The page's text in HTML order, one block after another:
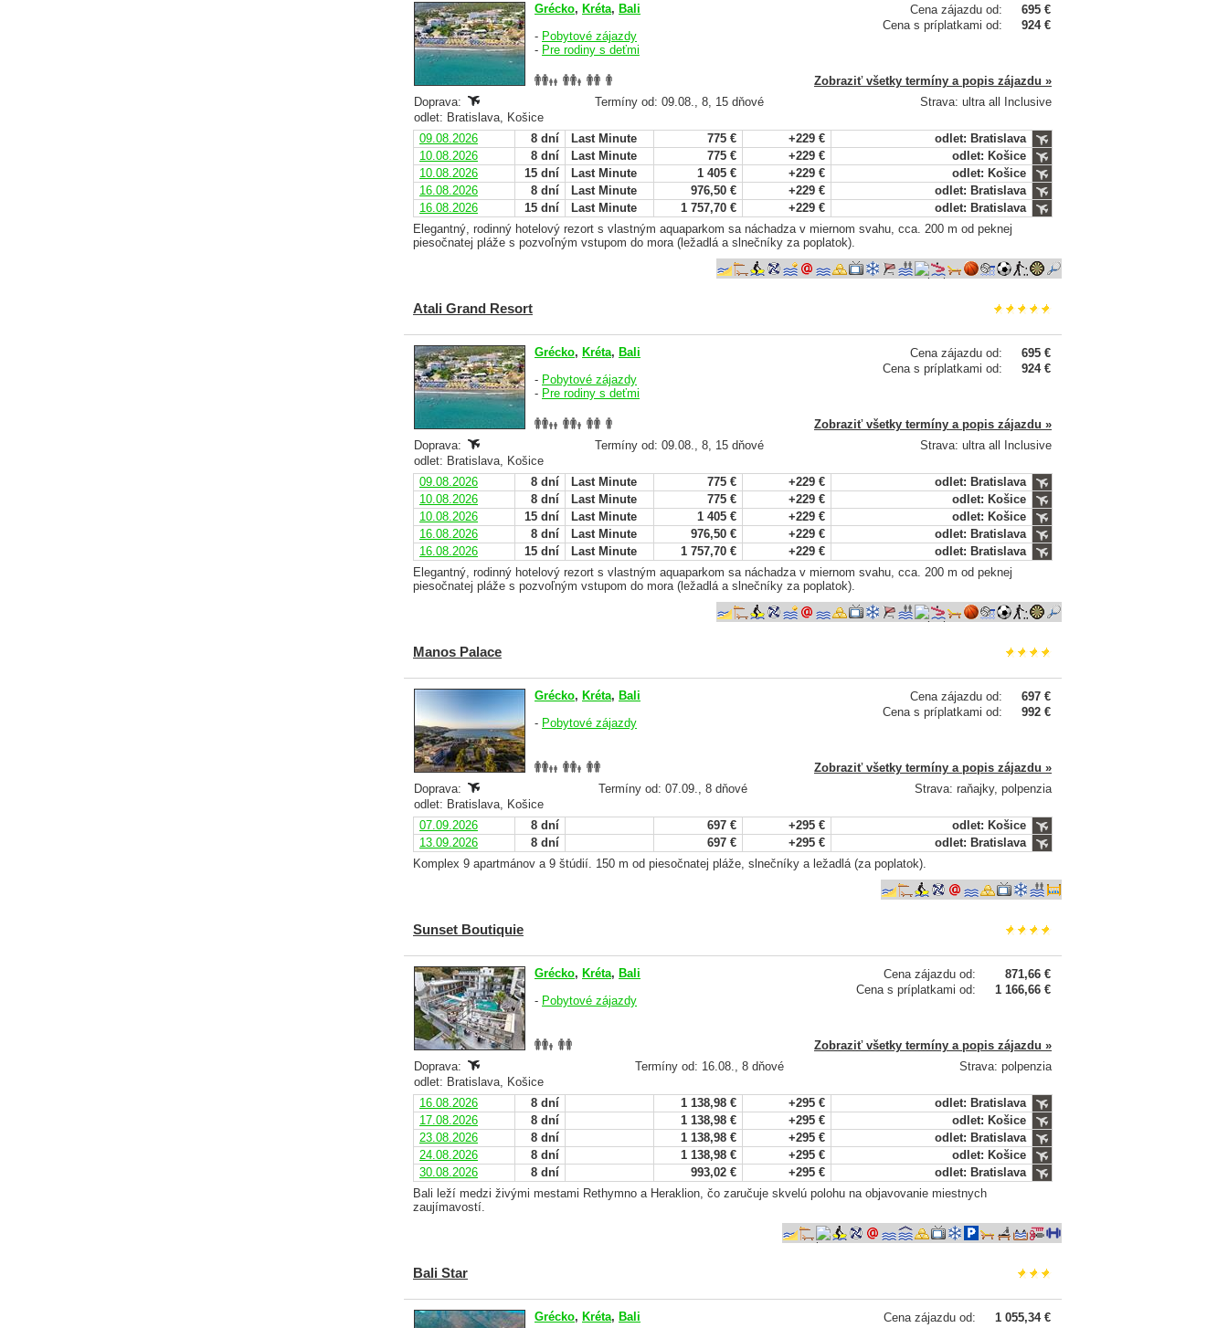
Cena zájazdu od:
695 €
Cena s príplatkami od:
924 €
Grécko, Kréta, Bali
- Pobytové zájazdy
- Pre rodiny s deťmi
Zobraziť všetky termíny a popis zájazdu »
Doprava:
Termíny od: 09.08., 8, 15 dňové
Strava: ultra all Inclusive
odlet: Bratislava, Košice
09.08.2026
8 dní Last Minute 775 € +229 €
odlet: Bratislava
10.08.2026
8 dní Last Minute 775 € +229 €
odlet: Košice
10.08.2026
15 dní Last Minute 1 405 € +229 €
odlet: Košice
16.08.2026
8 dní Last Minute 976,50 € +229 €
odlet: Bratislava
16.08.2026
15 dní Last Minute 1 757,70 € +229 €
odlet: Bratislava
Elegantný, rodinný hotelový rezort s vlastným aquaparkom sa náchadza v miernom svahu, cca. 200 m od peknej
piesočnatej pláže s pozvoľným vstupom do mora (ležadlá a slnečníky za poplatok).
Atali Grand Resort
Cena zájazdu od:
695 €
Cena s príplatkami od:
924 €
Grécko, Kréta, Bali
- Pobytové zájazdy
- Pre rodiny s deťmi
Zobraziť všetky termíny a popis zájazdu »
Doprava:
Termíny od: 09.08., 8, 15 dňové
Strava: ultra all Inclusive
odlet: Bratislava, Košice
09.08.2026
8 dní Last Minute 775 € +229 €
odlet: Bratislava
10.08.2026
8 dní Last Minute 775 € +229 €
odlet: Košice
10.08.2026
15 dní Last Minute 1 405 € +229 €
odlet: Košice
16.08.2026
8 dní Last Minute 976,50 € +229 €
odlet: Bratislava
16.08.2026
15 dní Last Minute 1 757,70 € +229 €
odlet: Bratislava
Elegantný, rodinný hotelový rezort s vlastným aquaparkom sa náchadza v miernom svahu, cca. 200 m od peknej
piesočnatej pláže s pozvoľným vstupom do mora (ležadlá a slnečníky za poplatok).
Manos Palace
Cena zájazdu od:
697 €
Cena s príplatkami od:
992 €
Grécko, Kréta, Bali
- Pobytové zájazdy
Zobraziť všetky termíny a popis zájazdu »
Doprava:
Termíny od: 07.09., 8 dňové
Strava: raňajky, polpenzia
odlet: Bratislava, Košice
07.09.2026
8 dní 697 € +295 €
odlet: Košice
13.09.2026
8 dní 697 € +295 €
odlet: Bratislava
Komplex 9 apartmánov a 9 štúdií. 150 m od piesočnatej pláže, slnečníky a ležadlá (za poplatok).
Sunset Boutiquie
Cena zájazdu od:
871,66 €
Cena s príplatkami od:
1 166,66 €
Grécko, Kréta, Bali
- Pobytové zájazdy
Zobraziť všetky termíny a popis zájazdu »
Doprava:
Termíny od: 16.08., 8 dňové
Strava: polpenzia
odlet: Bratislava, Košice
16.08.2026
8 dní 1 138,98 € +295 €
odlet: Bratislava
17.08.2026
8 dní 1 138,98 € +295 €
odlet: Košice
23.08.2026
8 dní 1 138,98 € +295 €
odlet: Bratislava
24.08.2026
8 dní 1 138,98 € +295 €
odlet: Košice
30.08.2026
8 dní 993,02 € +295 €
odlet: Bratislava
Bali leží medzi živými mestami Rethymno a Heraklion, čo zaručuje skvelú polohu na objavovanie miestnych
zaujímavostí.
Bali Star
Cena zájazdu od:
1 055,34 €
Grécko, Kréta, Bali